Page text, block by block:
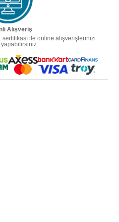
Alışveriş
ile online alışverişlerinizi